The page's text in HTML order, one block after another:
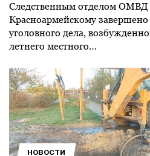
Следственным отделом ОМВД
Красноармейскому завершено
уголовного дела,
летнего местного…
НОВОСТИ